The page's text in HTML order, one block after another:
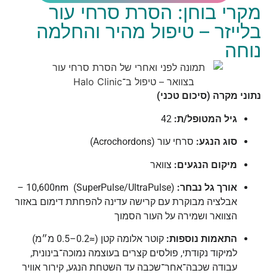
מקרי בוחן: הסרת סרחי עור
בלייזר – טיפול מהיר והחלמה
נוחה
נתוני מקרה (סיכום טכני)
גיל המטופל/ת:
סוג הנגע: סרחי עור (Acrochordons)
מיקום הנגעים: צוואר
אורך גל נבחר:
10,600nm (SuperPulse/UltraPulse) –
אבלציה מבוקרת עם קרישה עדינה להפחתת דימום באזור
הצוואר ושמירה על העור הסמוך
התאמות נוספות:
קוטר אלומה קטן (≈0.2–0.5 מ״מ)
למיקוד נקודתי, פולסים קצרים בעוצמה נמוכה־בינונית,
עבודה שכבה־אחר־שכבה עד השטחת הנגע, קירור אוויר